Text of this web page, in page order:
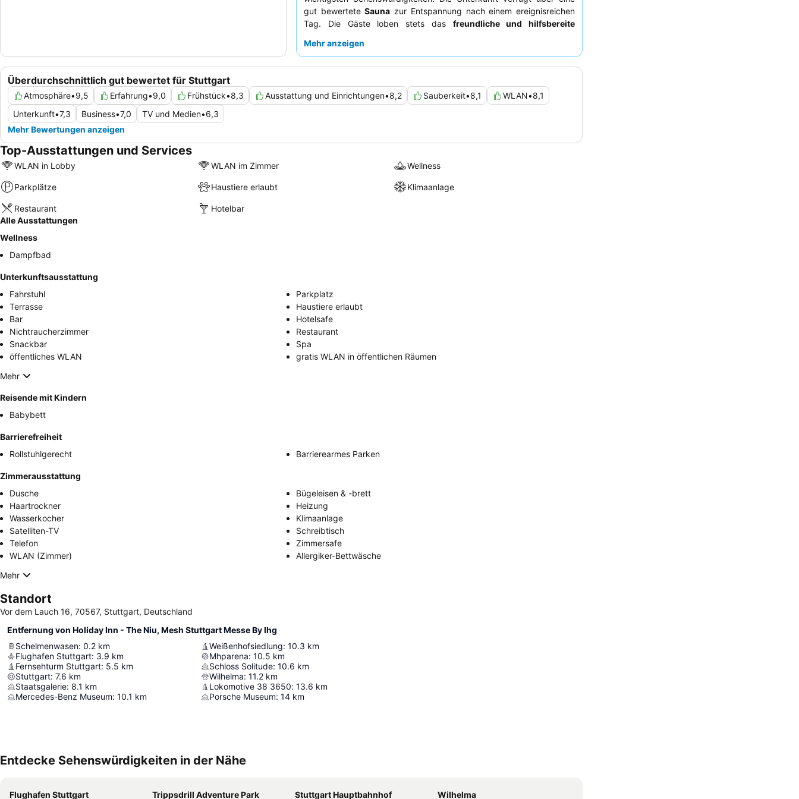
gut bewerteteSauna zur Entspannung nach einem ereignisreichen
Tag. Die Gäste loben stets das freundliche und hilfsbereite
ruhigeren Aufenthalt empfiehlt es sich, ein Zimmer in einer höheren
Mehr anzeigen
Überdurchschnittlich gut bewertet für Stuttgart
Atmosphäre•9,5 Erfahrung•9,0 Frühstück•8,3 Ausstattung und Einrichtungen•8,2 Sauberkeit•8,1 WLAN•8,1
Unterkunft•7,3 Business•7,0 TV und Medien•6,3
Mehr Bewertungen anzeigen
Top-Ausstattungen und Services
WLAN in Lobby WLAN im Zimmer Wellness
Parkplätze Haustiere erlaubt Klimaanlage
Restaurant
Hotelbar
Alle Ausstattungen
Wellness
Dampfbad
Unterkunftsausstattung
Fahrstuhl
Parkplatz
Terrasse
Haustiere erlaubt
Bar
Hotelsafe
Nichtraucherzimmer
Restaurant
Snackbar
Spa
öffentliches WLAN
gratis WLAN in öffentlichen Räumen
Mehr
Reisende mit Kindern
Babybett
Barrierefreiheit
Rollstuhlgerecht
Barrierearmes Parken
Zimmerausstattung
Dusche
Bügeleisen & -brett
Haartrockner
Heizung
Wasserkocher
Klimaanlage
Satelliten-TV
Schreibtisch
Telefon
Zimmersafe
WLAN (Zimmer)
Allergiker-Bettwäsche
Mehr
Standort
Vor dem Lauch 16, 70567, Stuttgart, Deutschland
Entfernung von Holiday Inn - The Niu, Mesh Stuttgart Messe By Ihg
Schelmenwasen: 0.2 km
Flughafen Stuttgart: 3.9 km
Fernsehturm Stuttgart: 5.5 km
Stuttgart: 7.6 km
Staatsgalerie: 8.1 km
Mercedes-Benz Museum: 10.1 km
Weißenhofsiedlung: 10.3 km
Mhparena: 10.5 km
Schloss Solitude: 10.6 km
Wilhelma: 11.2 km
Lokomotive 38 3650: 13.6 km
Porsche Museum: 14 km
Entdecke Sehenswürdigkeiten in der Nähe
Flughafen Stuttgart Trippsdrill Adventure Park Stuttgart Hauptbahnhof Wilhelma